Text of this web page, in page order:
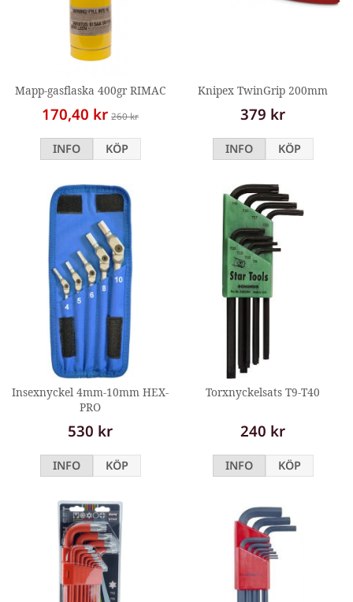
Mapp-gasflaska 400gr RIMAC
170,40 kr 260 kr
INFO KÖP
Knipex TwinGrip 200mm
379 kr
INFO KÖP
Insexnyckel 4mm-10mm HEX-
PRO
530 kr
INFO KÖP
Torxnyckelsats T9-T40
240 kr
INFO KÖP